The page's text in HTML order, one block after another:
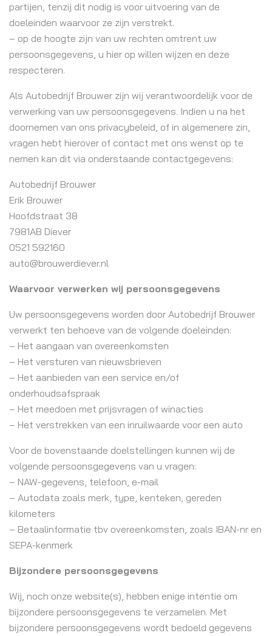
partijen, tenzij dit nodig is voor uitvoering van de
doeleinden waarvoor ze zijn verstrekt.
– op de hoogte zijn van uw rechten omtrent uw
persoonsgegevens, u hier op willen wijzen en deze
respecteren.
Als Autobedrijf Brouwer zijn wij verantwoordelijk voor de
verwerking van uw persoonsgegevens. Indien u na het
doornemen van ons privacybeleid, of in algemenere zin,
vragen hebt hierover of contact met ons wenst op te
nemen kan dit via onderstaande contactgegevens:
Autobedrijf Brouwer
Erik Brouwer
Hoofdstraat 38
7981AB Diever
0521 592160
auto@brouwerdiever.nl
Waarvoor verwerken wij persoonsgegevens
Uw persoonsgegevens worden door Autobedrijf Brouwer
verwerkt ten behoeve van de volgende doeleinden:
– Het aangaan van overeenkomsten
– Het versturen van nieuwsbrieven
– Het aanbieden van een service en/of
onderhoudsafspraak
– Het meedoen met prijsvragen of winacties
– Het verstrekken van een inruilwaarde voor een auto
Voor de bovenstaande doelstellingen kunnen wij de
volgende persoonsgegevens van u vragen:
– NAW-gegevens, telefoon, e-mail
– Autodata zoals merk, type, kenteken, gereden
kilometers
– Betaalinformatie tbv overeenkomsten, zoals IBAN-nr en
SEPA-kenmerk
Bijzondere persoonsgegevens
Wij, noch onze website(s), hebben enige intentie om
bijzondere persoonsgegevens te verzamelen. Met
bijzondere persoonsgegevens wordt bedoeld gegevens